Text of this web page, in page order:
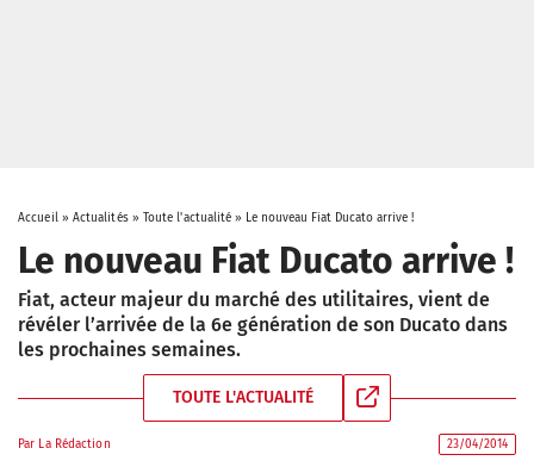
Accueil» Actualités» Toute l'actualité » Le nouveau Fiat Ducato arrive !
Le nouveau Fiat Ducato arrive !
Fiat, acteur majeur du marché des utilitaires, vient de
révéler l’arrivée de la 6e génération de son Ducato dans
les prochaines semaines.
TOUTE L'ACTUALITÉ
Par La Rédaction 23/04/2014